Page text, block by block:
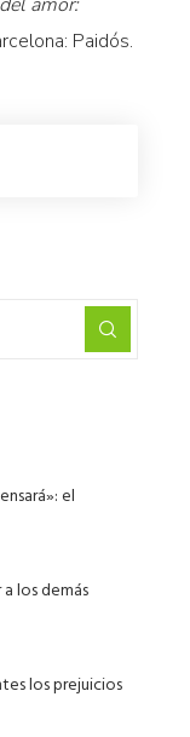
Paidós.
el
los demás
los prejuicios